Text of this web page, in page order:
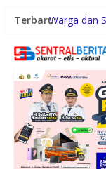
Terbaru:Warga dan
Utara
Diamankan
Pemerintah
Gubernur
Kelapa di
Lomba Foto
Syaratnya